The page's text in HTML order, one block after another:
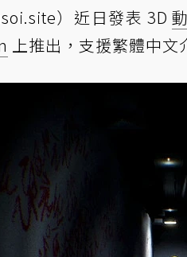
）近日發表 3D
上推出，支援繁體中文